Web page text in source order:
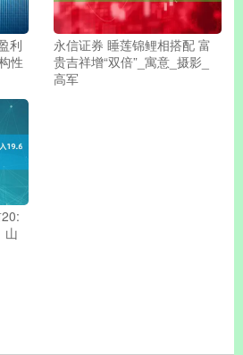
利
性
永信证券 睡莲锦鲤相搭配 富
贵吉祥增“双倍”_寓意_摄影_
高军
山